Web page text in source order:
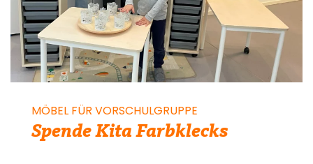
MÖBEL FÜR VORSCHULGRUPPE
Spende Kita Farbklecks